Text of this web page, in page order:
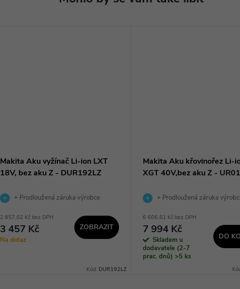
Makita Aku vyžínač Li-ion LXT
18V, bez aku Z - DUR192LZ
+ Prodloužená záruka výrobce
2 857,02 Kč bez DPH
3 457 Kč
Na dotaz
ZOBRAZIT
Kód: DUR192LZ
Makita Aku křovinořez Li-
XGT 40V,bez aku Z -
+ Prodloužená záruka
6 606,61 Kč bez DPH
7 994 Kč
Skladem u
dodavatele (2-7
prac. dnů) >5 ks
DO